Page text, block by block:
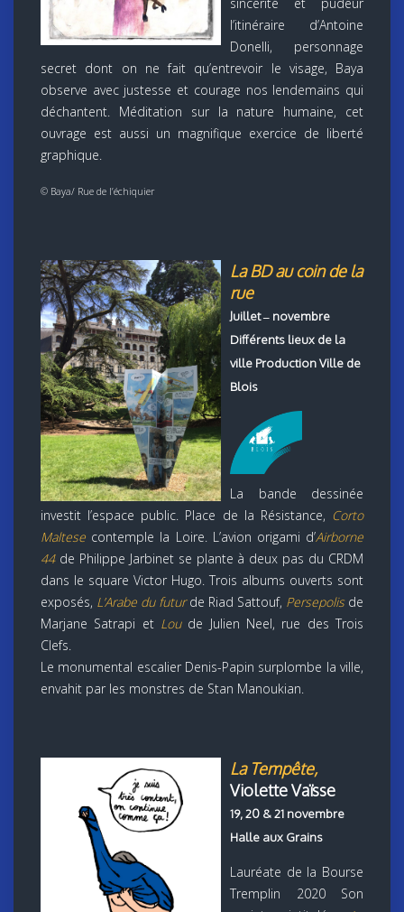
l’itinéraire d’Antoine
Donelli, personnage
secret dont on ne fait qu’entrevoir le visage, Baya
observe avec justesse et courage nos lendemains qui
déchantent. Méditation sur la nature humaine, cet
ouvrage est aussi un magnifique exercice de liberté
graphique.
© Baya/ Rue de l’échiquier
La BD au coin de la
rue
Juillet – novembre
Différents lieux de la
ville Production Ville de
Blois
La bande dessinée
investit l’espace public. Place de la Résistance, Corto
Maltese contemple la Loire. L’avion origami d’Airborne
44de Philippe Jarbinet se plante à deux pas du CRDM
dans le square Victor Hugo. Trois albums ouverts sont
exposés, L’Arabe du futurde Riad Sattouf, Persepolisde
Marjane Satrapi et Loude Julien Neel, rue des Trois
Clefs.
Le monumental escalier Denis-Papin surplombe la ville,
envahit par les monstres de Stan Manoukian.
La Tempête,
Violette Vaïsse
19, 20 & 21 novembre
Halle aux Grains
Lauréate de la Bourse
Tremplin 2020 Son